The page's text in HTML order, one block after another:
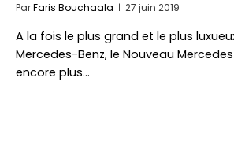
ParFaris Bouchaala 27 juin 2019
A la fois le plus grand et le plus
Mercedes-Benz, le Nouveau
encore plus…